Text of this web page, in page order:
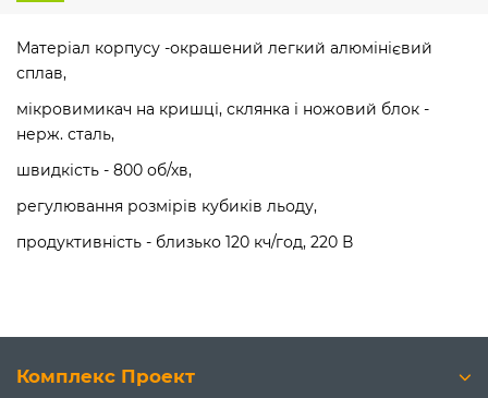
Матеріал корпусу -окрашений легкий алюмінієвий
сплав,
мікровимикач на кришці, склянка і ножовий блок -
нерж. сталь,
швидкість - 800 об/хв,
регулювання розмірів кубиків льоду,
продуктивність - близько 120 кч/год, 220 В
Комплекс Проект